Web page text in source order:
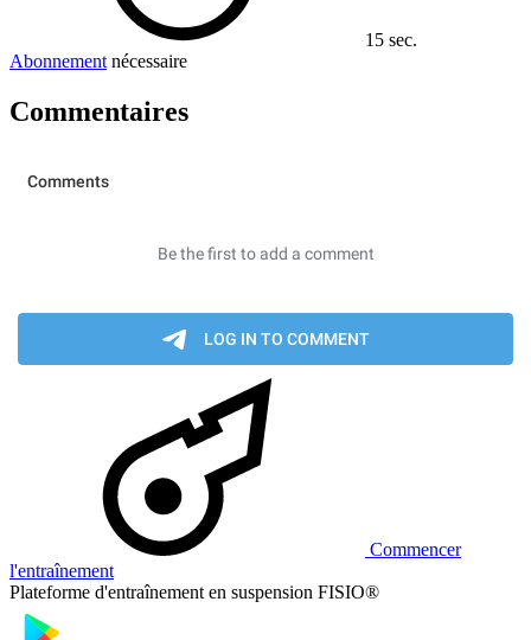
15 sec.
Abonnement nécessaire
Commentaires
Commencer
l'entraînement
Plateforme d'entraînement en suspension FISIO®